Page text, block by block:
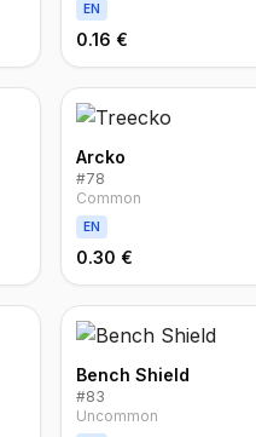
EN
0.16 €
Arcko
#78
Common
EN
0.30 €
Bench Shield
#83
Uncommon